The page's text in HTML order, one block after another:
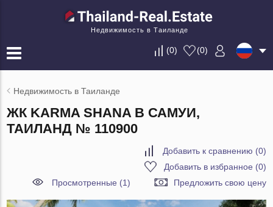
Недвижимость в Таиланде
(0) (0)
Недвижимость в Таиланде
ЖК KARMA SHANA В САМУИ,
ТАИЛАНД № 110900
Добавить к сравнению (0)
Добавить в избранное (0)
Просмотренные (1)
Предложить свою цену